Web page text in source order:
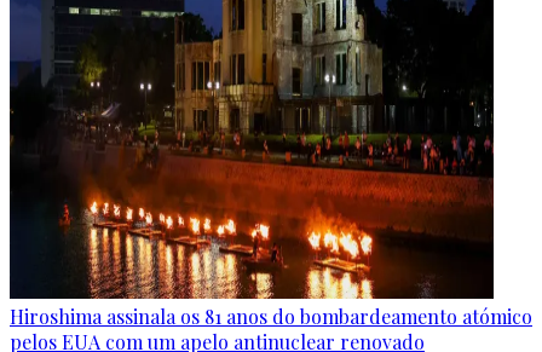
Hiroshima assinala os 81 anos do bombardeamento atómico
pelos EUA com um apelo antinuclear renovado